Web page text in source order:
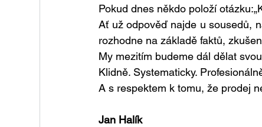
Pokud dnes někdo položí
Ať už odpověď najde u sousedů,
rozhodne na základě faktů,
My mezitím budeme dál dělat
Klidně. Systematicky.
A s respektem k tomu, že prodej
Jan Halík